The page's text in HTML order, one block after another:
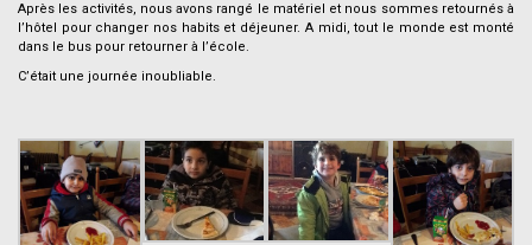
Après les activités, nous avons rangé le matériel et nous sommes retournés à
l’hôtel pour changer nos habits et déjeuner. A midi, tout le monde est monté
dans le bus pour retourner à l’école.
C’était une journée inoubliable.